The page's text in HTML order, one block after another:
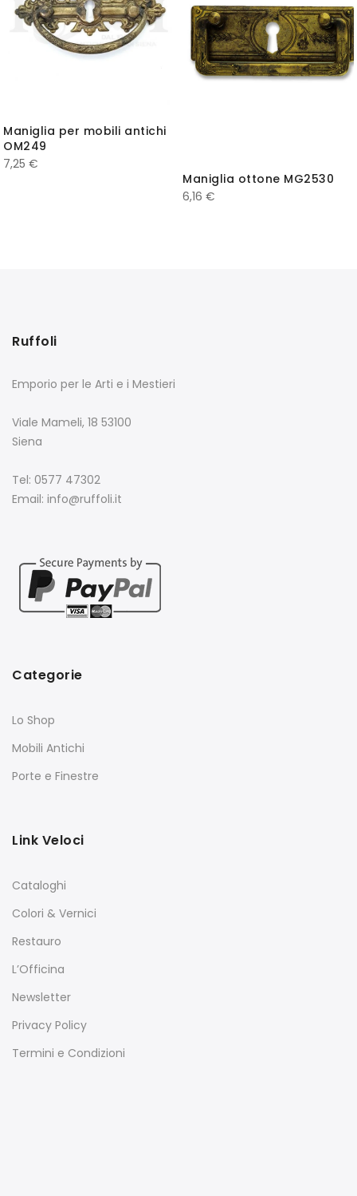
Maniglia per mobili antichi
OM249
7,25 €
Maniglia ottone MG2530
6,16 €
Ruffoli
Emporio per le Arti e i Mestieri
Viale Mameli, 18 53100
Siena
Tel: 0577 47302
Email: info@ruffoli.it
Categorie
Lo Shop
Mobili Antichi
Porte e Finestre
Link Veloci
Cataloghi
Colori & Vernici
Restauro
L’Officina
Newsletter
Privacy Policy
Termini e Condizioni